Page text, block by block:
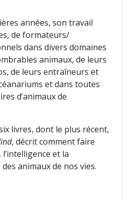
années, son travail
de formateurs/
dans divers domaines
animaux, de leurs
de leurs entraîneurs et
et dans toutes
d’animaux de
livres, dont le plus récent,
, décrit comment faire
et la
animaux de nos vies.